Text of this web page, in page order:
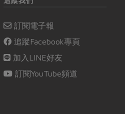
訂閱電子報
追蹤Facebook專頁
加入LINE好友
訂閱YouTube頻道